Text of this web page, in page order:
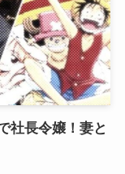
社長令嬢！妻と